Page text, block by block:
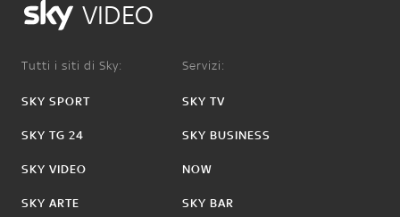
VIDEO
Tutti i siti di Sky:
SKY SPORT
SKY TG 24
SKY VIDEO
SKY ARTE
Servizi:
SKY TV
SKY BUSINESS
NOW
SKY BAR